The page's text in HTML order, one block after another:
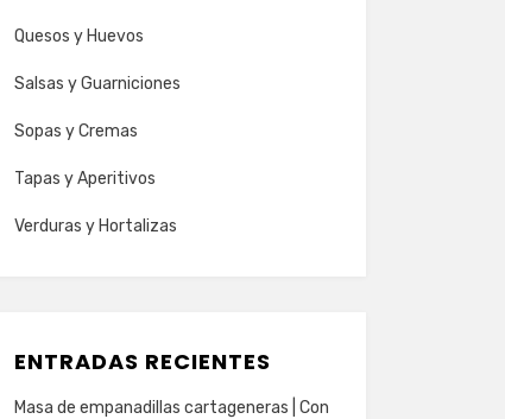
Quesos y Huevos
Salsas y Guarniciones
Sopas y Cremas
Tapas y Aperitivos
Verduras y Hortalizas
ENTRADAS RECIENTES
Masa de empanadillas cartageneras | Con